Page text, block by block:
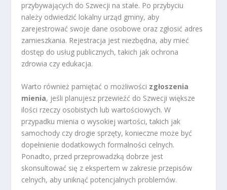
przybywających do Szwecji na stałe. Po przybyciu
należy odwiedzić lokalny urząd gminy, aby
zarejestrować swoje dane osobowe oraz zgłosić adres
zamieszkania. Rejestracja jest niezbędna, aby mieć
dostęp do usług publicznych, takich jak ochrona
zdrowia czy edukacja.
Warto również pamiętać o możliwości zgłoszenia
mienia, jeśli planujesz przewieźć do Szwecji większe
ilości rzeczy osobistych lub wartościowych. W
przypadku mienia o wysokiej wartości, takich jak
samochody czy drogie sprzęty, konieczne może być
dopełnienie dodatkowych formalności celnych.
Ponadto, przed przeprowadzką dobrze jest
skonsultować się z ekspertem w zakresie przepisów
celnych, aby uniknąć potencjalnych problemów.